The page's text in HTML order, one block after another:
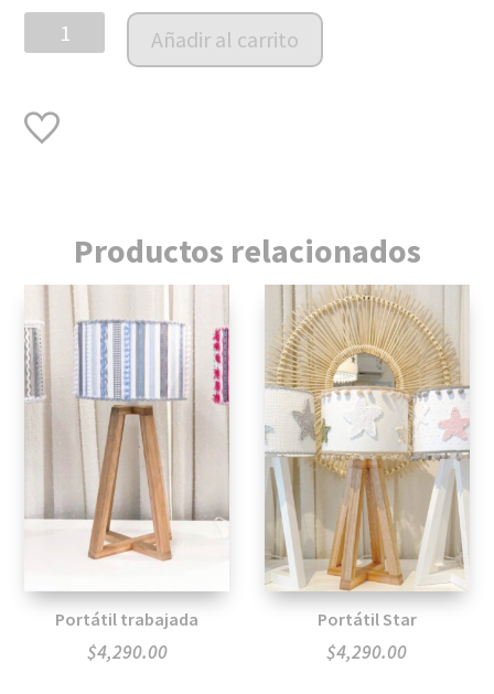
Veladora
Tower
Añadir al carrito
Productos relacionados
Portátil trabajada
$4,290.00
Portátil Star
$4,290.00